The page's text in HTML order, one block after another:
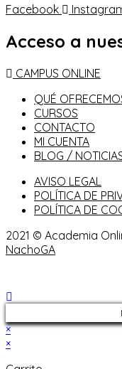
Facebook
Acceso a
CAMPUS ONLINE
QUÉ
CURSOS
CONTACTO
MI CUENTA
BLOG /
AVISO LEGAL
POLÍTICA DE
POLÍTICA DE
2021 © Academia
NachoGA
×
×